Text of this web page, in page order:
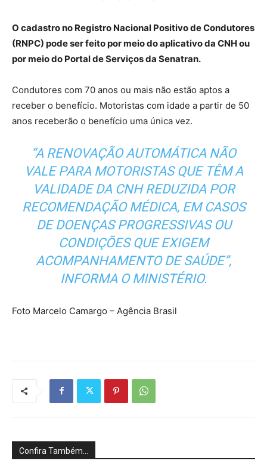
O cadastro no Registro Nacional Positivo de Condutores
(RNPC) pode ser feito por meio do aplicativo da CNH ou
por meio do Portal de Serviços da Senatran.
Condutores com 70 anos ou mais não estão aptos a
receber o benefício. Motoristas com idade a partir de 50
anos receberão o benefício uma única vez.
“A RENOVAÇÃO AUTOMÁTICA NÃO
VALE PARA MOTORISTAS QUE TÊM A
VALIDADE DA CNH REDUZIDA POR
RECOMENDAÇÃO MÉDICA, EM CASOS
DE DOENÇAS PROGRESSIVAS OU
CONDIÇÕES QUE EXIGEM
ACOMPANHAMENTO DE SAÚDE”,
INFORMA O MINISTÉRIO.
Foto Marcelo Camargo – Agência Brasil
Confira Também...